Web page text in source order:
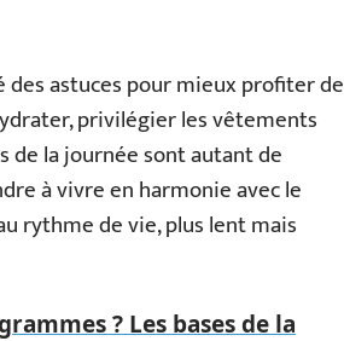
des astuces pour mieux profiter de
privilégier les vêtements
de la journée sont autant de
à vivre en harmonie avec le
rythme de vie, plus lent mais
? Les bases de la